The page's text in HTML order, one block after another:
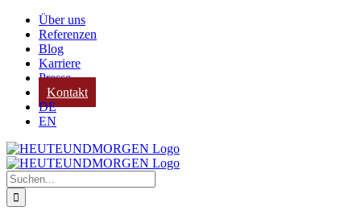
Zum
Inhalt
springen
Über uns
Referenzen
Blog
Karriere
Presse
Kontakt
DE
EN
Suche
nach: